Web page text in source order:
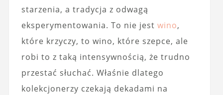
starzenia, a tradycja z odwagą
eksperymentowania. To nie jest wino,
które krzyczy, to wino, które szepce, ale
robi to z taką intensywnością, że trudno
przestać słuchać. Właśnie dlatego
kolekcjonerzy czekają dekadami na